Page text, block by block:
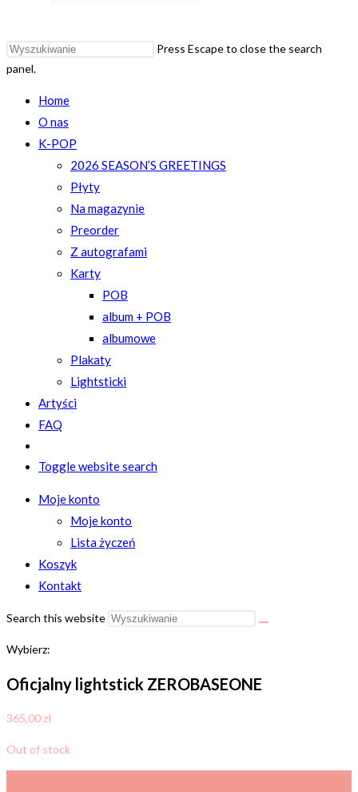
Press Escape to close the search
panel.
Home
O nas
K-POP
2026 SEASON’S GREETINGS
Płyty
Na magazynie
Preorder
Z autografami
Karty
POB
album + POB
albumowe
Plakaty
Lightsticki
Artyści
FAQ
Toggle website search
Moje konto
Moje konto
Lista życzeń
Koszyk
Kontakt
Search this website
Wybierz:
Oficjalny lightstick ZEROBASEONE
365,00zł
Out of stock